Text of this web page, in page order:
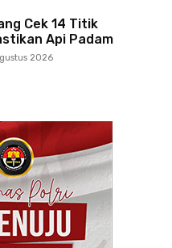
Cek 14 Titik
Api Padam
2026